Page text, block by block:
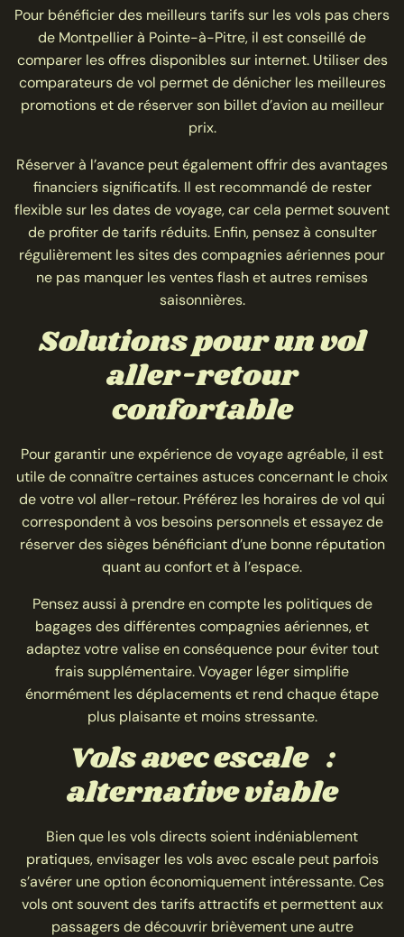
Pour bénéficier des meilleurs tarifs sur les vols pas chers
de Montpellier à Pointe-à-Pitre, il est conseillé de
comparer les offres disponibles sur internet. Utiliser des
comparateurs de vol permet de dénicher les meilleures
promotions et de réserver son billet d’avion au meilleur
prix.
Réserver à l’avance peut également offrir des avantages
financiers significatifs. Il est recommandé de rester
flexible sur les dates de voyage, car cela permet souvent
de profiter de tarifs réduits. Enfin, pensez à consulter
régulièrement les sites des compagnies aériennes pour
ne pas manquer les ventes flash et autres remises
saisonnières.
Solutions pour un vol
aller-retour
confortable
Pour garantir une expérience de voyage agréable, il est
utile de connaître certaines astuces concernant le choix
de votre vol aller-retour. Préférez les horaires de vol qui
correspondent à vos besoins personnels et essayez de
réserver des sièges bénéficiant d’une bonne réputation
quant au confort et à l’espace.
Pensez aussi à prendre en compte les politiques de
bagages des différentes compagnies aériennes, et
adaptez votre valise en conséquence pour éviter tout
frais supplémentaire. Voyager léger simplifie
énormément les déplacements et rend chaque étape
plus plaisante et moins stressante.
Vols avec escale :
alternative viable
Bien que les vols directs soient indéniablement
pratiques, envisager les vols avec escale peut parfois
s’avérer une option économiquement intéressante. Ces
vols ont souvent des tarifs attractifs et permettent aux
passagers de découvrir brièvement une autre